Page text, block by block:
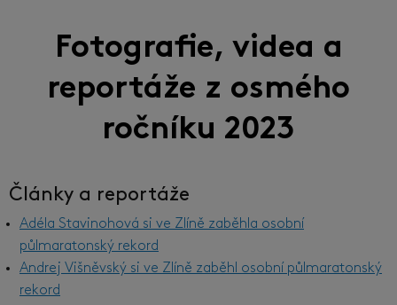
Fotografie, videa a
reportáže z osmého
ročníku 2023
Články a reportáže
Adéla Stavinohová si ve Zlíně zaběhla osobní
půlmaratonský rekord
Andrej Višněvský si ve Zlíně zaběhl osobní půlmaratonský
rekord